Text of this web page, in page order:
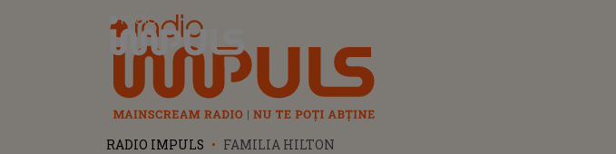
Radio Impuls
RADIO IMPULS FAMILIA HILTON